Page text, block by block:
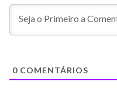
0 COMENTÁRIOS